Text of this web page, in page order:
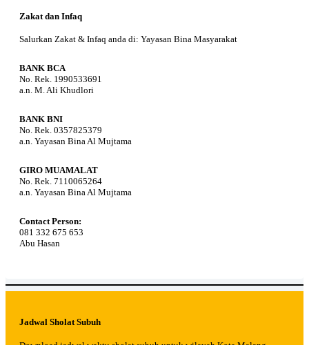
Zakat dan Infaq
Salurkan Zakat & Infaq anda di: Yayasan Bina Masyarakat
BANK BCA
No. Rek. 1990533691
a.n. M. Ali Khudlori
BANK BNI
No. Rek. 0357825379
a.n. Yayasan Bina Al Mujtama
GIRO MUAMALAT
No. Rek. 7110065264
a.n. Yayasan Bina Al Mujtama
Contact Person:
081 332 675 653
Abu Hasan
Jadwal Sholat Subuh